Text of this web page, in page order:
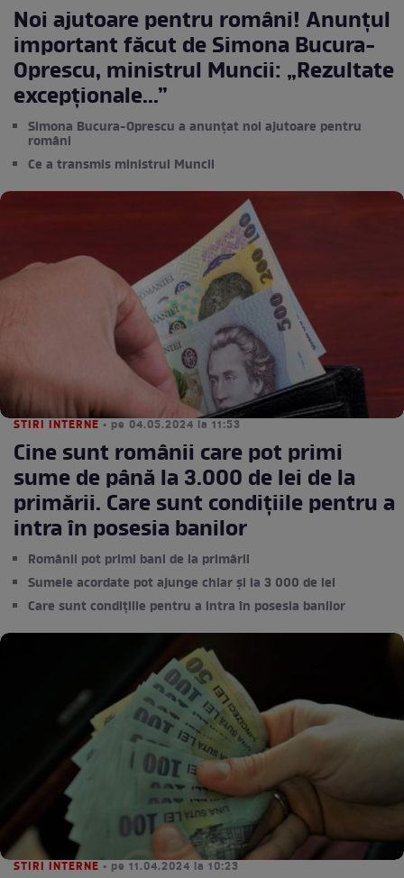
Noi ajutoare pentru români! Anunțul
important făcut de Simona Bucura-
Oprescu, ministrul Muncii: „Rezultate
excepționale...”
Simona Bucura-Oprescu a anunțat noi ajutoare pentru
români
Ce a transmis ministrul Muncii
STIRI INTERNE • pe 04.05.2024 la 11:53
Cine sunt românii care pot primi
sume de până la 3.000 de lei de la
primării. Care sunt condițiile pentru a
intra în posesia banilor
Românii pot primi bani de la primării
Sumele acordate pot ajunge chiar și la 3 000 de lei
Care sunt condițiile pentru a intra în posesia banilor
STIRI INTERNE • pe 11.04.2024 la 10:23